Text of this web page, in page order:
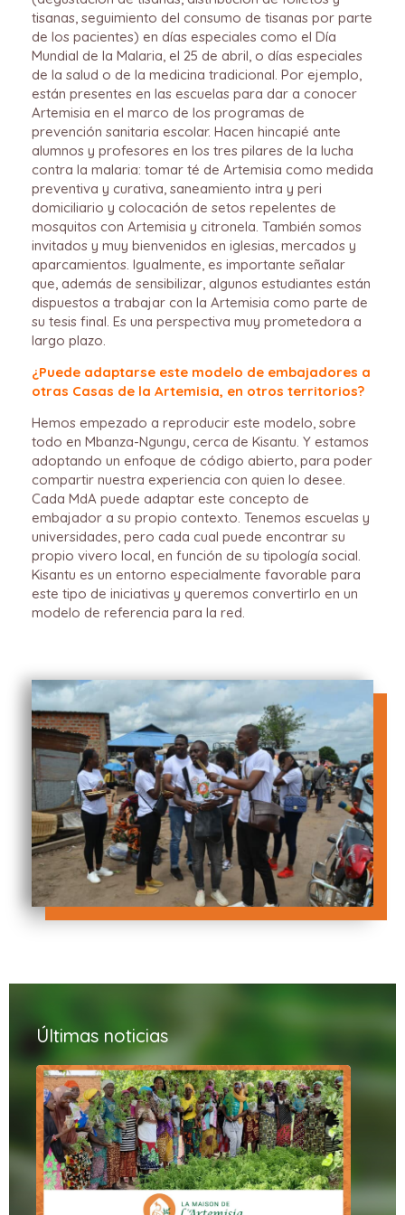
tisanas, seguimiento del consumo de tisanas por parte
de los pacientes) en días especiales como el Día
Mundial de la Malaria, el 25 de abril, o días especiales
de la salud o de la medicina tradicional. Por ejemplo,
están presentes en las escuelas para dar a conocer
Artemisia en el marco de los programas de
prevención sanitaria escolar. Hacen hincapié ante
alumnos y profesores en los tres pilares de la lucha
contra la malaria: tomar té de Artemisia como medida
preventiva y curativa, saneamiento intra y peri
domiciliario y colocación de setos repelentes de
mosquitos con Artemisia y citronela. También somos
invitados y muy bienvenidos en iglesias, mercados y
aparcamientos. Igualmente, es importante señalar
que, además de sensibilizar, algunos estudiantes están
dispuestos a trabajar con la Artemisia como parte de
su tesis final. Es una perspectiva muy prometedora a
largo plazo.
¿Puede adaptarse este modelo de embajadores a
otras Casas de la Artemisia, en otros territorios?
Hemos empezado a reproducir este modelo, sobre
todo en Mbanza-Ngungu, cerca de Kisantu. Y estamos
adoptando un enfoque de código abierto, para poder
compartir nuestra experiencia con quien lo desee.
Cada MdA puede adaptar este concepto de
embajador a su propio contexto. Tenemos escuelas y
universidades, pero cada cual puede encontrar su
propio vivero local, en función de su tipología social.
Kisantu es un entorno especialmente favorable para
este tipo de iniciativas y queremos convertirlo en un
modelo de referencia para la red.
Últimas noticias